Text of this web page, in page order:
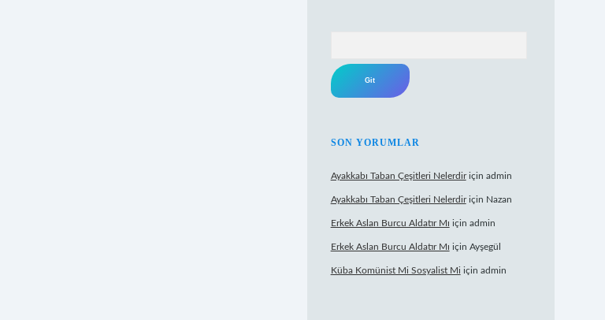
SON YORUMLAR
Ayakkabı Taban Çeşitleri Nelerdiriçin admin
Ayakkabı Taban Çeşitleri Nelerdiriçin Nazan
Erkek Aslan Burcu Aldatır Mı için admin
Erkek Aslan Burcu Aldatır Mı için Ayşegül
Küba Komünist Mi Sosyalist Mi için admin